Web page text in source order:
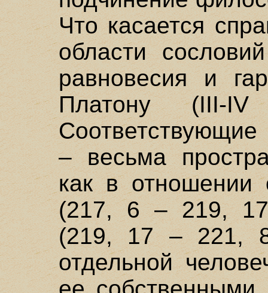
Что касается
области
равновесия и
Платону (III-IV
– весьма
как в отношении
(217, 6 – 219,
(219, 17 – 221,
отдельной